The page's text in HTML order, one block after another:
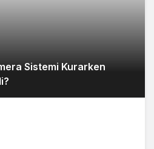
Sistemi Kurarken